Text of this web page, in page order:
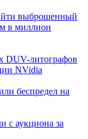
выброшенный
в миллион
DUV-литографов
NVidia
беспредел на
с аукциона за